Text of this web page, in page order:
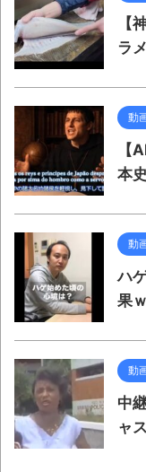
【
ラ
動
【
本史
動
ハ
果
動
中
ャ